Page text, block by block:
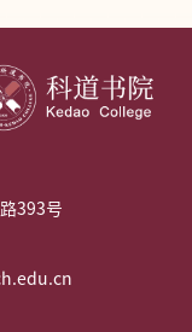
393号